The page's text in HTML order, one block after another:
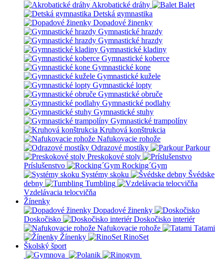
Akrobatické dráhy
Balet
Detská gymnastika
Dopadové žinenky
Gymnastické hrazdy
Gymnastické hrazdy
Gymnastické kladiny
Gymnastické koberce
Gymnastické kone
Gymnastické kužele
Gymnastické lopty
Gymnastické obruče
Gymnastické podlahy
Gymnastické stuhy
Gymnastické trampolíny
Kruhová konštrukcia
Nafukovacie rohože
Odrazové mostíky
Parkour
Preskokové stoly
Príslušenstvo
Rocking´Gym
Systémy skoku
Švédske
debny
Tumbling
Vzdelávacia telocvičňa
Žínenky
Dopadové žinenky
Doskočisko
Doskočisko interiér
Nafukovacie rohože
Tatami
Žínenky
RinoSet
Školský šport